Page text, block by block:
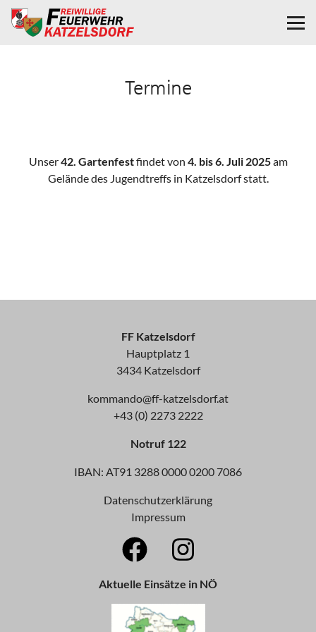
Termine
Unser42. Gartenfestfindet von 4. bis 6. Juli 2025am
Gelände des Jugendtreffs in Katzelsdorf statt.
FF Katzelsdorf
Hauptplatz 1
3434 Katzelsdorf
kommando@ff-katzelsdorf.at
+43 (0) 2273 2222
Notruf 122
IBAN: AT91 3288 0000 0200 7086
Datenschutzerklärung
Impressum
Aktuelle Einsätze in NÖ